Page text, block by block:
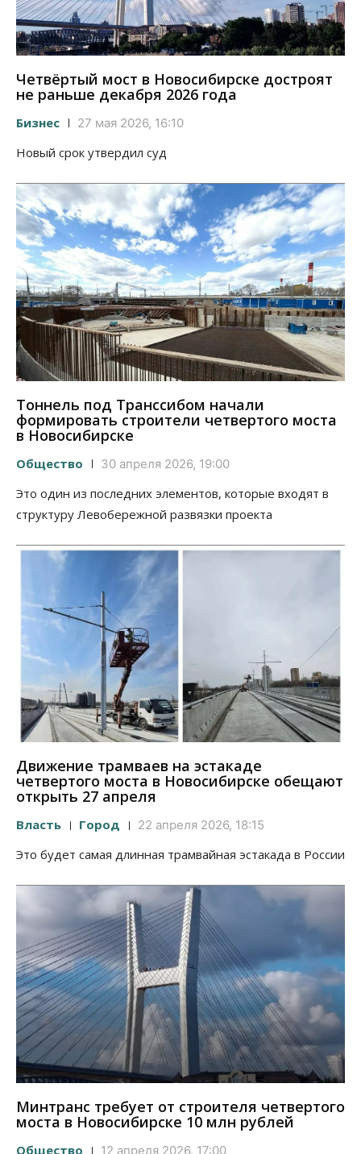
Четвёртый мост в Новосибирске достроят
не раньше декабря 2026 года
Бизнес 27 мая 2026, 16:10
Новый срок утвердил суд
Тоннель под Транссибом начали
формировать строители четвертого моста
в Новосибирске
Общество 30 апреля 2026, 19:00
Это один из последних элементов, которые входят в
структуру Левобережной развязки проекта
Движение трамваев на эстакаде
четвертого моста в Новосибирске обещают
открыть 27 апреля
Власть Город 22 апреля 2026, 18:15
Это будет самая длинная трамвайная эстакада в России
Минтранс требует от строителя четвертого
моста в Новосибирске 10 млн рублей
Общество 12 апреля 2026, 17:00